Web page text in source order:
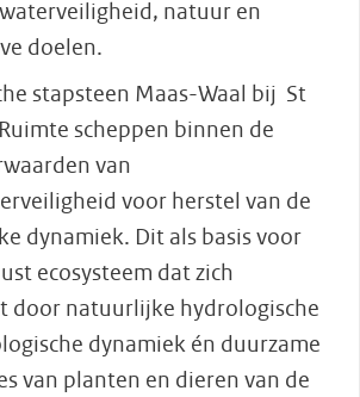
natuur en
doelen.
stapsteen Maas-Waal bij St
scheppen binnen de
van
voor herstel van de
dynamiek. Dit als basis voor
ecosysteem dat zich
door natuurlijke hydrologische
dynamiek én duurzame
van planten en dieren van de